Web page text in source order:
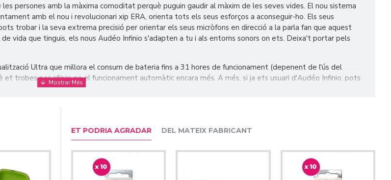
persones amb la màxima comoditat perquè puguin gaudir al màxim de les seves vides. El nou sistema
amb el nou i revolucionari xip ERA, orienta tots els seus esforços a aconseguir-ho. Els seus
trobar i la seva extrema precisió per orientar els seus micròfons en direcció a la parla fan que aquest
vida que tinguis, els nous Audéo Infinio s'adapten a tu i als entorns sonors on ets. Deixa't portar pels
Ultra que millora el consum de bateria fins a 31 hores de funcionament (depenent de l'ús del
trobes per afinar-ne el funcionament automàtic encara més. A més, si ja ets usuari d'Audéo Infinio, pots
ET PODRIA AGRADAR DEL MATEIX FABRICANT